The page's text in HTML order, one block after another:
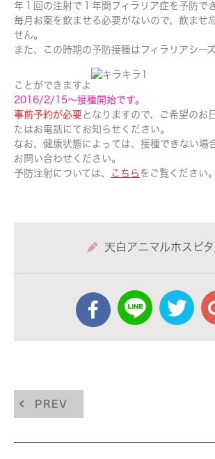
年１回の注射で１年間フィラリア症を予防で
毎月お薬を飲ませる必要がないので、飲ませ
せん。
また、この時期の予防接種はフィラリアシー
ことができますよ
2016/2/15～接種開始です。
事前予約が必要 となりますので、ご希望のお
たはお電話にてお知らせください。
なお、健康状態によっては、接種できない場
お問い合わせください。
予防注射については、
こちら をご覧ください。
天白アニマルホスピ
PREV